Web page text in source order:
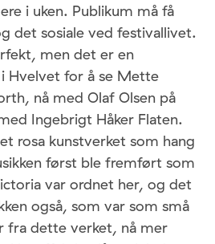
i uken. Publikum må få
det sosiale ved festivallivet.
men det er en
Hvelvet for å se Mette
nå med Olaf Olsen på
Ingebrigt Håker Flaten.
rosa kunstverket som hang
først ble fremført som
var ordnet her, og det
også, som var som små
fra dette verket, nå mer